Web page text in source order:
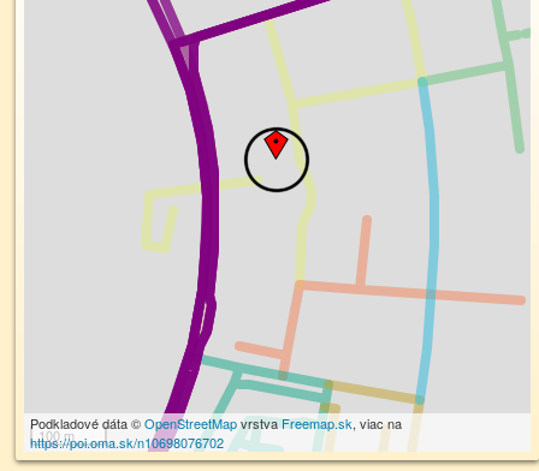
100 m
Podkladové dáta ©OpenStreetMapvrstvaFreemap.sk, viac na
https://poi.oma.sk/n10698076702